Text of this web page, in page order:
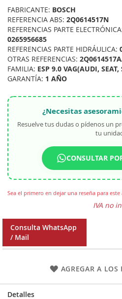
FABRICANTE: BOSCH
REFERENCIA ABS: 2Q0614517N
REFERENCIAS PARTE
0265956685
REFERENCIAS PARTE HIDRÁULICA:
OTRAS REFERENCIAS:
FAMILIA: ESP 9.0 VAG(AUDI,
GARANTÍA: 1 AÑO
¿Necesitas
Resuelve tus dudas o pídenos un
tu
CONSULTAR
Sea el primero en dejar una reseña para este
Consulta WhatsApp
/ Mail
IVA no
AGREGAR A LOS
imágenes
Detalles